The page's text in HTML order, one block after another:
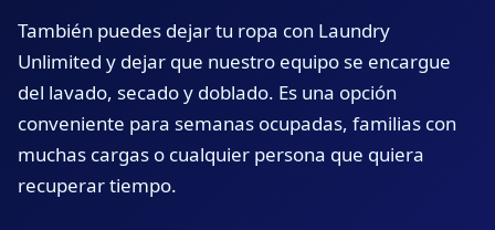
También puedes dejar tu ropa con Laundry
Unlimited y dejar que nuestro equipo se encargue
del lavado, secado y doblado. Es una opción
conveniente para semanas ocupadas, familias con
muchas cargas o cualquier persona que quiera
recuperar tiempo.